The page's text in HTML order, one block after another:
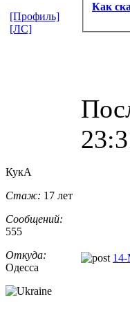
Как
[Профиль]
[ЛС]
КукА
Стаж: 17 лет
Сообщений:
555
Откуда:
Одесса